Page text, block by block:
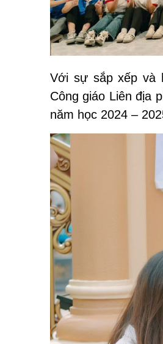
Với sự sắp xếp và
Công giáo Liên địa
năm học 2024 –